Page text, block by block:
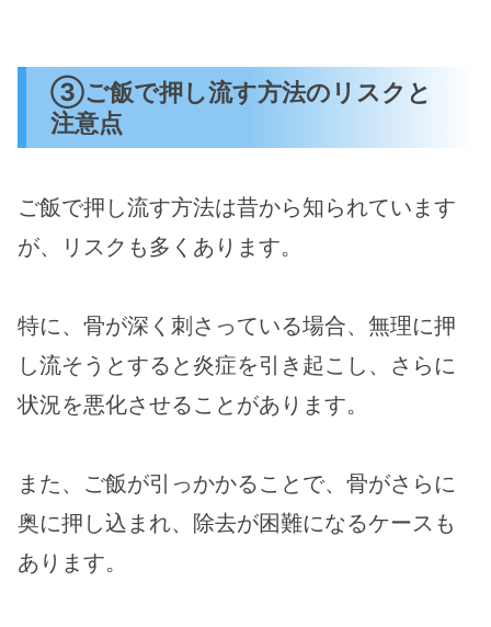
③ご飯で押し流す方法のリスクと
注意点
ご飯で押し流す方法は昔から知られています
が、リスクも多くあります。
特に、骨が深く刺さっている場合、無理に押
し流そうとすると炎症を引き起こし、さらに
状況を悪化させることがあります​。
また、ご飯が引っかかることで、骨がさらに
奥に押し込まれ、除去が困難になるケースも
あります​。